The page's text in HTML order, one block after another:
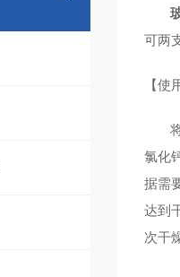
可两
【使
将
氯化
据需
达到
次干